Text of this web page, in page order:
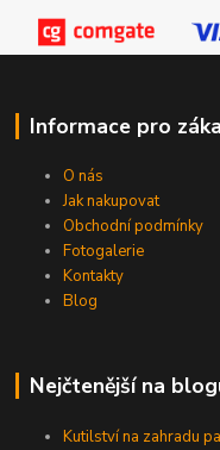
Informace pro
O nás
Jak nakupovat
Obchodní podmínky
Fotogalerie
Kontakty
Blog
Nejčtenější na
Kutilství na zahradu